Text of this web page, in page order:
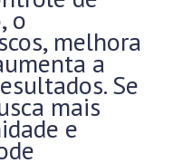
o
melhora
a
Se
mais
e